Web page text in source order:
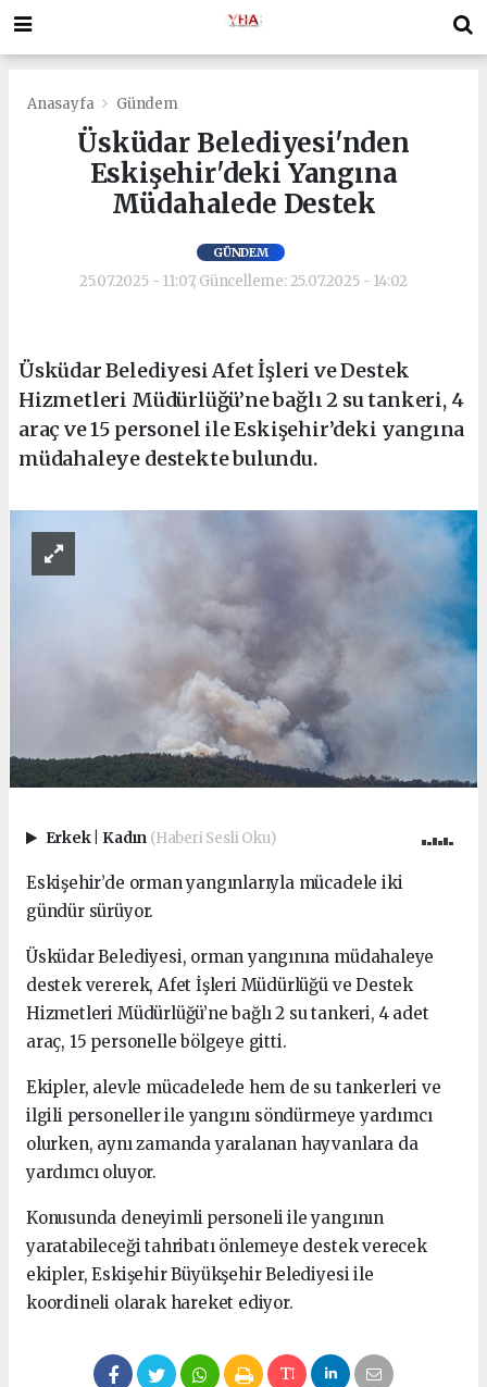
Anasayfa Gündem
Üsküdar Belediyesi'nden
Eskişehir'deki Yangına
Müdahalede Destek
GÜNDEM
25.07.2025 - 11:07, Güncelleme: 25.07.2025 - 14:02
Üsküdar Belediyesi Afet İşleri ve Destek
Hizmetleri Müdürlüğü’ne bağlı 2 su tankeri, 4
araç ve 15 personel ile Eskişehir’deki yangına
müdahaleye destekte bulundu.
Erkek Kadın (Haberi Sesli Oku)
Eskişehir’de orman yangınlarıyla mücadele iki
gündür sürüyor.
Üsküdar Belediyesi, orman yangınına müdahaleye
destek vererek, Afet İşleri Müdürlüğü ve Destek
Hizmetleri Müdürlüğü’ne bağlı 2 su tankeri, 4 adet
araç, 15 personelle bölgeye gitti.
Ekipler, alevle mücadelede hem de su tankerleri ve
ilgili personeller ile yangını söndürmeye yardımcı
olurken, aynı zamanda yaralanan hayvanlara da
yardımcı oluyor.
Konusunda deneyimli personeli ile yangının
yaratabileceği tahribatı önlemeye destek verecek
ekipler, Eskişehir Büyükşehir Belediyesi ile
koordineli olarak hareket ediyor.